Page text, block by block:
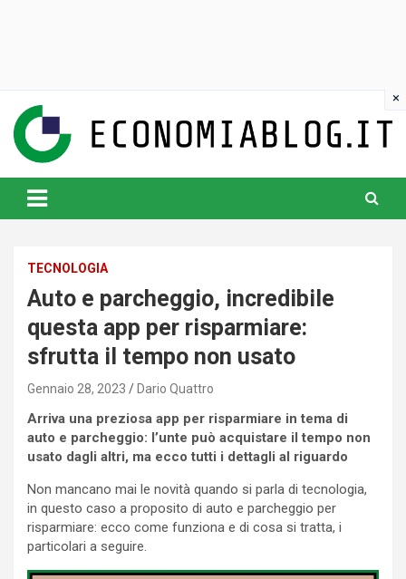
content
www.economiablog.it
TECNOLOGIA
Auto e parcheggio, incredibile
questa app per risparmiare:
sfrutta il tempo non usato
Gennaio 28, 2023 Dario Quattro
Arriva una preziosa app per risparmiare in tema di
auto e parcheggio: l’unte può acquistare il tempo non
usato dagli altri, ma ecco tutti i dettagli al riguardo
Non mancano mai le novità quando si parla di tecnologia,
in questo caso a proposito di auto e parcheggio per
risparmiare: ecco come funziona e di cosa si tratta, i
particolari a seguire.